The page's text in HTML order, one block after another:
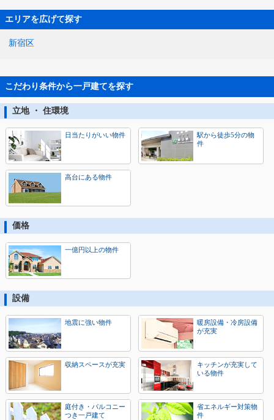
エリアを広げて探す
新宿区
こだわり条件から一戸建てを探す
立地 ・ 住環境
日当たりがいい物件
駅から徒歩5分の物
件
高台にある物件
価格
一億円以上の物件
設備
地震に強い物件
暖房設備・冷房設備
が充実
収納スペースが充実
キッチンが充実して
いる物件
庭付き・バルコニー
つき一戸建て
省エネルギー対策物
件